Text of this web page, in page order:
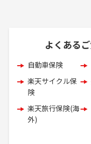
よくある
自動車保険
楽天サイクル保
険
楽天旅行保険(海
外)